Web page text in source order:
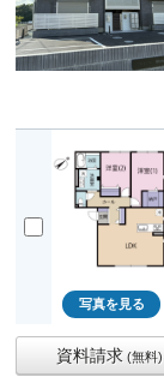
写真を見る
資料請求 (無料)